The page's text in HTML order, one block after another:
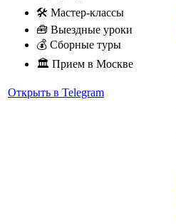
🛠 Мастер-классы
🧰 Выездные уроки
💰 Сборные туры
🏛 Прием в Москве
Открыть в Telegram